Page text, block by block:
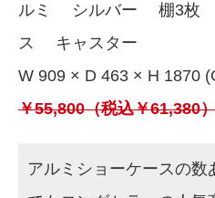
ルミ シルバー 棚3枚
ス キャスター
W 909 × D 463 × H 1870
￥55,800（税込￥61,380
アルミショーケースの数